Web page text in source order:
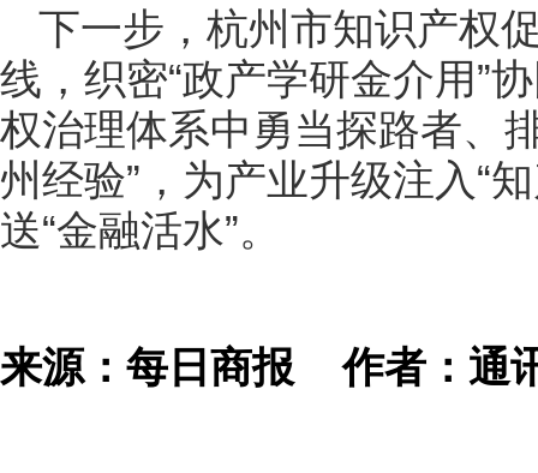
下一步，杭州市知识产权
线，织密“政产学研金介用”
权治理体系中勇当探路者、
州经验”，为产业升级注入“
送“金融活水”。
来源：每日商报作者：通